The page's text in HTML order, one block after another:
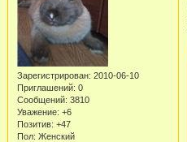
Зарегистрирован: 2010-06-10
Приглашений: 0
Сообщений: 3810
Уважение: +6
Позитив: +47
Пол: Женский